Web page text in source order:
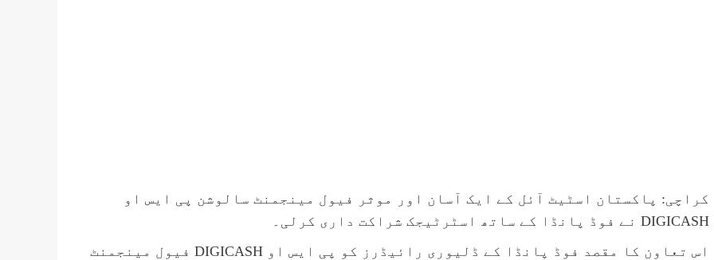
کراچی: پاکستان اسٹیٹ آئل کے ایک آسان اور موثر فیول مینجمنٹ سالوشن پی ایس او
DIGICASH نے فوڈ پانڈا کے ساتھ اسٹرٹیجک شراکت داری کرلی۔
اس تعاون کا مقصد فوڈ پانڈا کے ڈلیوری رائیڈرز کو پی ایس او DIGICASH فیول مینجمنٹ